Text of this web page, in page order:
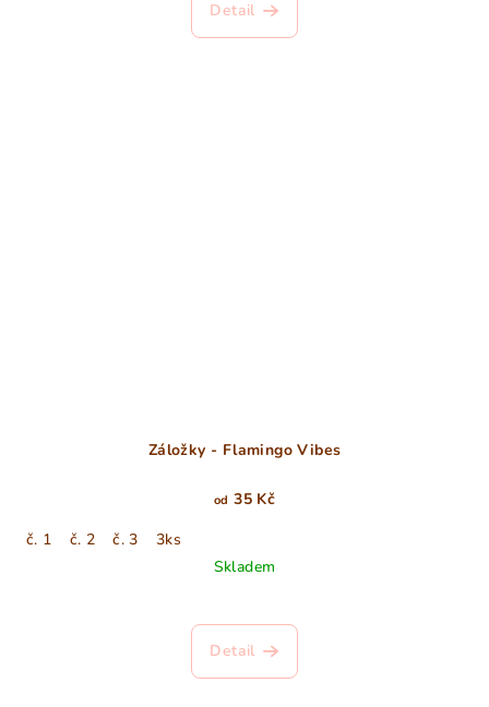
Detail
Záložky - Flamingo Vibes
od 35 Kč
č. 1
č. 2 č. 3
3ks
Skladem
Detail